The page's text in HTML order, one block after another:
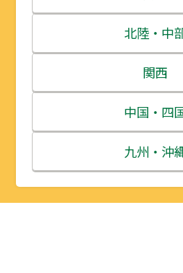
青森県
岩手県
宮城県
秋田県
山形県
茨城県
栃木県
群馬県
埼玉県
千葉県
北陸・中
新潟県
富山県
石川県
福井県
関西
三重県
滋賀県
京都府
中国・四
鳥取県
島根県
九州・沖
福岡県